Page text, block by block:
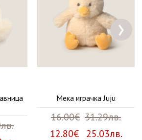
Мека играчка Juju
16.00€ 31.29лв.
12.80€ 25.03лв.
›